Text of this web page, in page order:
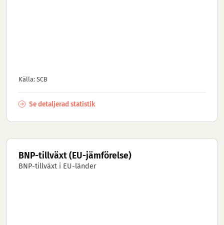
Källa: SCB
Se detaljerad statistik
BNP-tillväxt (EU-jämförelse)
BNP-tillväxt i EU-länder